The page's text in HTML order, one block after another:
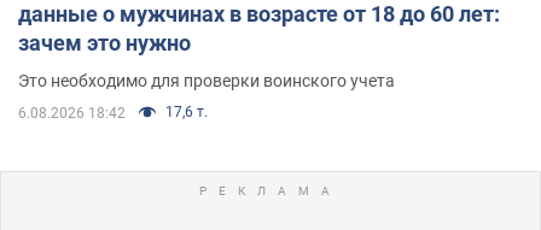
данные о мужчинах в возрасте от 18 до 60 лет:
зачем это нужно
Это необходимо для проверки воинского учета
6.08.2026 18:42 17,6 т.